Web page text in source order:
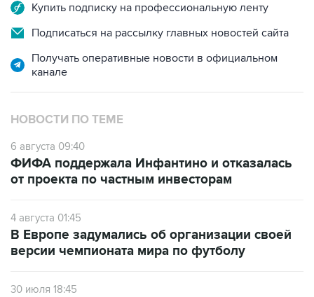
Купить подписку на профессиональную ленту
Подписаться на рассылку главных новостей сайта
Получать оперативные новости в официальном
канале
НОВОСТИ ПО ТЕМЕ
6 августа 09:40
ФИФА поддержала Инфантино и отказалась
от проекта по частным инвесторам
4 августа 01:45
В Европе задумались об организации своей
версии чемпионата мира по футболу
30 июля 18:45